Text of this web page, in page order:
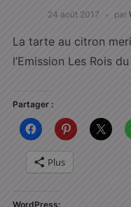
24 août 2017 par
La tarte au citron
l’Emission Les Rois
Partager :
Plus
WordPress: